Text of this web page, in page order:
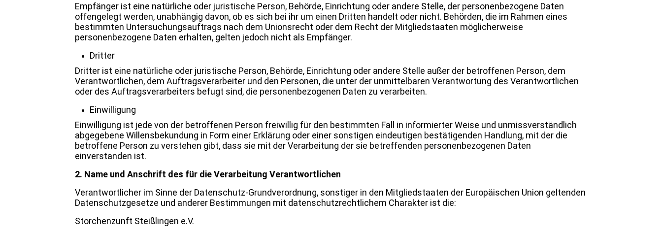
Empfänger ist eine natürliche oder juristische Person, Behörde, Einrichtung oder andere Stelle, der personenbezogene Daten
offengelegt werden, unabhängig davon, ob es sich bei ihr um einen Dritten handelt oder nicht. Behörden, die im Rahmen eines
bestimmten Untersuchungsauftrags nach dem Unionsrecht oder dem Recht der Mitgliedstaaten möglicherweise
personenbezogene Daten erhalten, gelten jedoch nicht als Empfänger.
Dritter
Dritter ist eine natürliche oder juristische Person, Behörde, Einrichtung oder andere Stelle außer der betroffenen Person, dem
Verantwortlichen, dem Auftragsverarbeiter und den Personen, die unter der unmittelbaren Verantwortung des Verantwortlichen
oder des Auftragsverarbeiters befugt sind, die personenbezogenen Daten zu verarbeiten.
Einwilligung
Einwilligung ist jede von der betroffenen Person freiwillig für den bestimmten Fall in informierter Weise und unmissverständlich
abgegebene Willensbekundung in Form einer Erklärung oder einer sonstigen eindeutigen bestätigenden Handlung, mit der die
betroffene Person zu verstehen gibt, dass sie mit der Verarbeitung der sie betreffenden personenbezogenen Daten
einverstanden ist.
2. Name und Anschrift des für die Verarbeitung Verantwortlichen
Verantwortlicher im Sinne der Datenschutz-Grundverordnung, sonstiger in den Mitgliedstaaten der Europäischen Union geltenden
Datenschutzgesetze und anderer Bestimmungen mit datenschutzrechtlichem Charakter ist die:
Storchenzunft Steißlingen e.V.